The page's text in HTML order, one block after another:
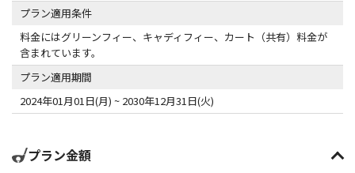
プラン適用条件
料金にはグリーンフィー、キャディフィー、カート（共有）料金が
含まれています。
プラン適用期間
2024年01月01日(月) ~ 2030年12月31日(火)
プラン金額